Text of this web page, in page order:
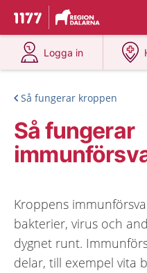
Till startsidan för 1177
Du har valt region
Logga in
på 1177.se
Så fungerar kroppen
Så fungerar
Kroppens
bakterier, virus och
dygnet runt.
delar, till exempel vita